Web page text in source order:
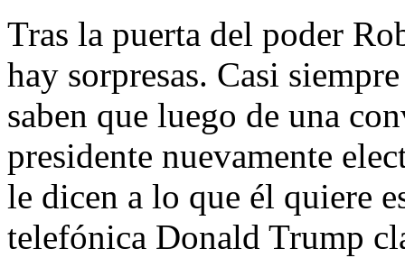
Tras la puerta del poder
hay sorpresas. Casi
saben que luego de una
presidente nuevamente
le dicen a lo que él quiere
telefónica Donald Trump